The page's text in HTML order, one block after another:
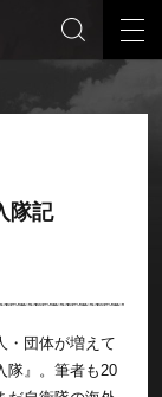
隊記
・団体が増えて
隊』。筆者も20